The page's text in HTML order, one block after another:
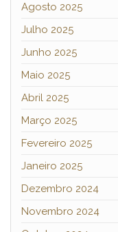
Agosto 2025
Julho 2025
Junho 2025
Maio 2025
Abril 2025
Março 2025
Fevereiro 2025
Janeiro 2025
Dezembro 2024
Novembro 2024